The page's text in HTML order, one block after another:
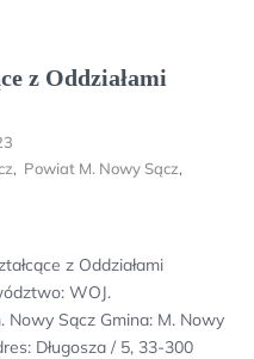
z Oddziałami
, Powiat M. Nowy Sącz,
z Oddziałami
WOJ.
Nowy Sącz Gmina: M. Nowy
Długosza / 5, 33-300